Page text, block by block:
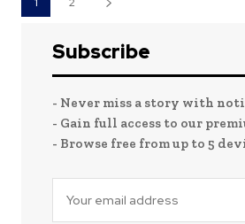
Subscribe
- Never miss a story with
- Gain full access to our
- Browse free from up to 5